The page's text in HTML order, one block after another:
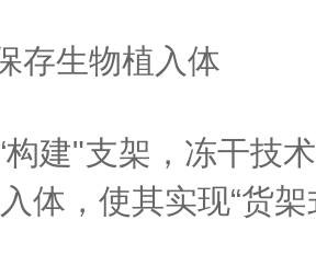
存生物植入体
构建"支架，冻干技
体，使其实现“货